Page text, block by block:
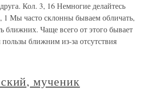
Кол. 3, 16 Немногие делайтесь
1 Мы часто склонны бываем обличать,
ближних. Чаще всего от этого бывает
ближним из-за отсутствия
мученик